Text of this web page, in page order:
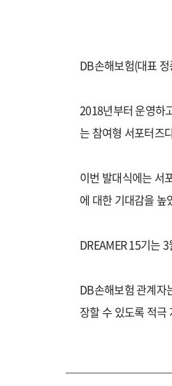
DB손해보험(대표
2018년부터 운영하
는 참여형 서포터즈
이번 발대식에는 서
에 대한 기대감을 높
DREAMER 15기는
DB손해보험 관계자
장할 수 있도록 적극